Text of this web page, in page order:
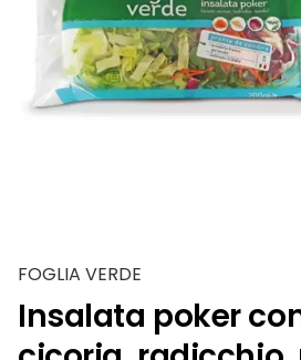
FOGLIA VERDE
Insalata poker